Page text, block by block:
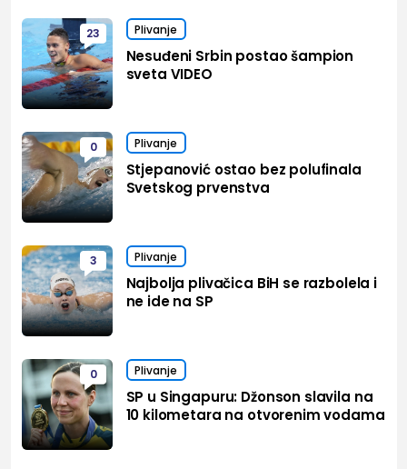
23 Plivanje
Nesuđeni Srbin postao šampion
sveta VIDEO
0 Plivanje
Stjepanović ostao bez polufinala
Svetskog prvenstva
3 Plivanje
Najbolja plivačica BiH se razbolela i
ne ide na SP
0 Plivanje
SP u Singapuru: Džonson slavila na
10 kilometara na otvorenim vodama